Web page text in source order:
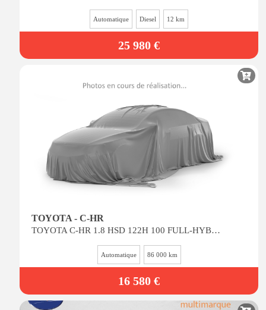
Automatique Diesel 12 km
25 980 €
TOYOTA - C-HR
TOYOTA C-HR 1.8 HSD 122H 100 FULL-HYBRID DYNAMIC 4X2 E-CVT BVA
Automatique 86 000 km
16 580 €